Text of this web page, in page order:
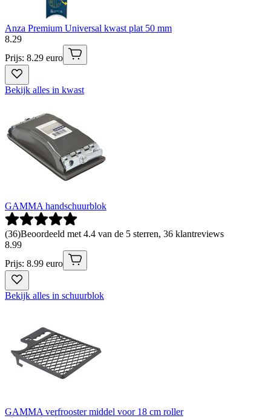
Anza Premium Universal kwast plat 50 mm
8.29
Prijs: 8.29 euro
Bekijk alles in kwast
GAMMA handschuurblok
(36)Beoordeeld met 4.4 van de 5 sterren, 36 klantreviews
8.99
Prijs: 8.99 euro
Bekijk alles in schuurblok
GAMMA verfrooster middel voor 18 cm roller